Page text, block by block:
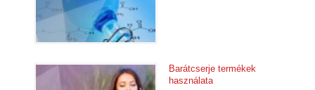
Barátcserje termékek
használata